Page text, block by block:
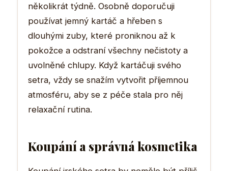
několikrát týdně. Osobně doporučuji
používat jemný kartáč a hřeben s
dlouhými zuby, které proniknou až k
pokožce a odstraní všechny nečistoty a
uvolněné chlupy. Když kartáčuji svého
setra, vždy se snažím vytvořit příjemnou
atmosféru, aby se z péče stala pro něj
relaxační rutina.
Koupání a správná kosmetika